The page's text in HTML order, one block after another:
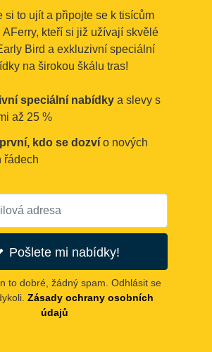
si to ujít a připojte se k tisícům
AFerry, kteří si již užívají skvělé
Bird a exkluzivní speciální
na širokou škálu tras!
speciální nabídky a slevy s
až 25 %
kdo se dozví o nových
řádech
Pošlete mi nabídky!
to dobré, žádný spam. Odhlásit se
Zásady ochrany osobních
údajů